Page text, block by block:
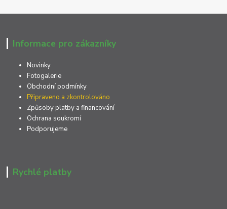
Informace pro zákazníky
Novinky
Fotogalerie
Obchodní podmínky
Připraveno a zkontrolováno
Způsoby platby a financování
Ochrana soukromí
Podporujeme
Rychlé platby